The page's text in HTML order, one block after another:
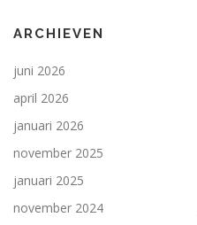
ARCHIEVEN
juni 2026
april 2026
januari 2026
november 2025
januari 2025
november 2024